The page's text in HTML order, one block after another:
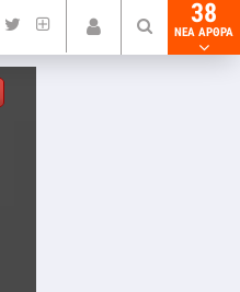
38
NEA ΑΡΘΡΑ